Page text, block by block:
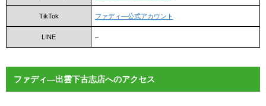
TikTok ファディ―公式アカウント
LINE –
ファディ―出雲下古志店へのアクセス